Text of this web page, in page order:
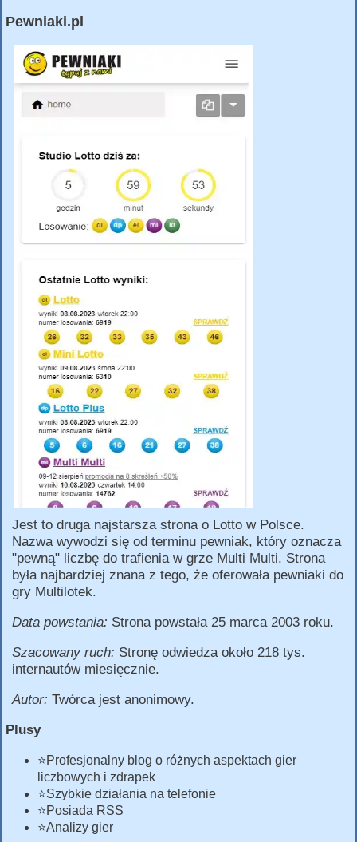
Pewniaki.pl
Jest to druga najstarsza strona o Lotto w Polsce.
Nazwa wywodzi się od terminu pewniak, który oznacza
"pewną" liczbę do trafienia w grze Multi Multi. Strona
była najbardziej znana z tego, że oferowała pewniaki do
gry Multilotek.
Data powstania: Strona powstała 25 marca 2003 roku.
Szacowany ruch: Stronę odwiedza około 218 tys.
internautów miesięcznie.
Autor: Twórca jest anonimowy.
Plusy
⭐Profesjonalny blog o różnych aspektach gier
liczbowych i zdrapek
⭐Szybkie działania na telefonie
⭐Posiada RSS
⭐Analizy gier